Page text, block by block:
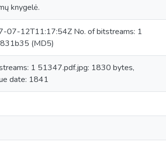
knygelė.
07-12T11:17:54Z No. of bitstreams: 1
(MD5)
1 51347.pdf.jpg: 1830 bytes,
date: 1841